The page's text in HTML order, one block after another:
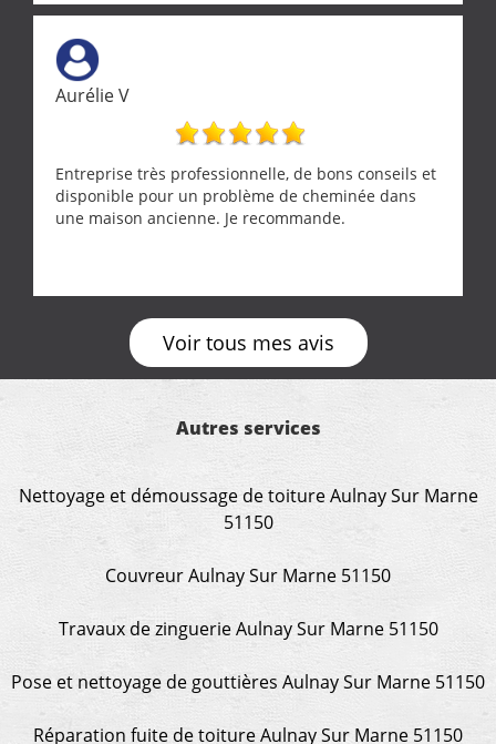
Une équipe sérieuse, réactive et compétente. C'est
vraiment rassurant de pouvoir compter sur des
artisans aussi professionnels. Merci encore !
Aurélie V
Entreprise très professionnelle, de bons conseils et
disponible pour un problème de cheminée dans
une maison ancienne. Je recommande.
Voir tous mes avis
Autres services
Nettoyage et démoussage de toiture Aulnay Sur Marne
51150
Couvreur Aulnay Sur Marne 51150
Travaux de zinguerie Aulnay Sur Marne 51150
Pose et nettoyage de gouttières Aulnay Sur Marne 51150
Réparation fuite de toiture Aulnay Sur Marne 51150